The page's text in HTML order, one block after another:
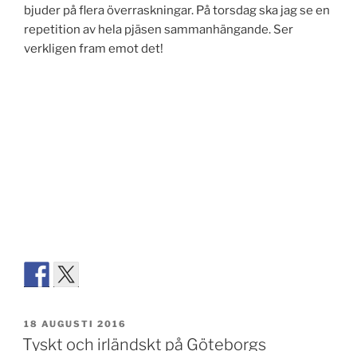
bjuder på flera överraskningar. På torsdag ska jag se en
repetition av hela pjäsen sammanhängande. Ser
verkligen fram emot det!
PUBLICERAT
18 AUGUSTI 2016
Tyskt och irländskt på Göteborgs